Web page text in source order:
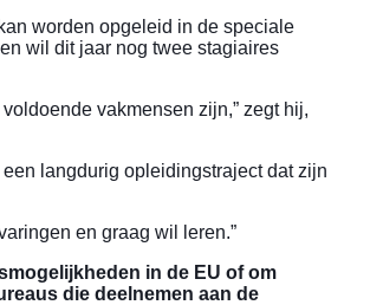
worden opgeleid in de speciale
wil dit jaar nog twee stagiaires
vakmensen zijn,” zegt hij,
langdurig opleidingstraject dat zijn
en graag wil leren.”
in de EU of om
die deelnemen aan de